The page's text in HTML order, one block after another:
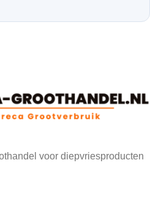
voor diepvriesproducten